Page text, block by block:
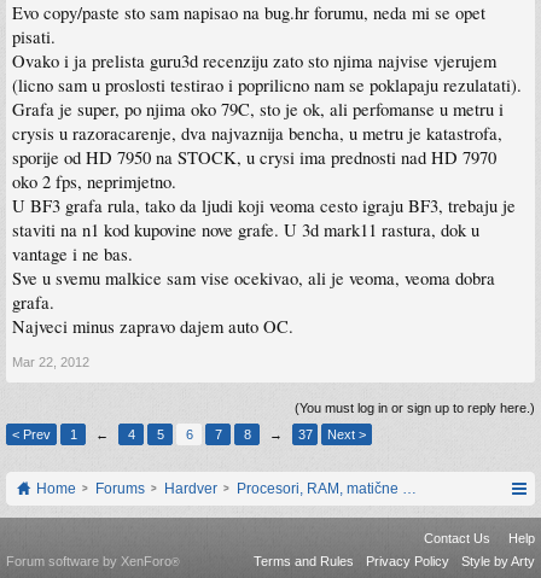
Evo copy/paste sto sam napisao na bug.hr forumu, neda mi se opet
pisati.
Ovako i ja prelista guru3d recenziju zato sto njima najvise vjerujem
(licno sam u proslosti testirao i poprilicno nam se poklapaju rezulatati).
Grafa je super, po njima oko 79C, sto je ok, ali perfomanse u metru i
crysis u razoracarenje, dva najvaznija bencha, u metru je katastrofa,
sporije od HD 7950 na STOCK, u crysi ima prednosti nad HD 7970
oko 2 fps, neprimjetno.
U BF3 grafa rula, tako da ljudi koji veoma cesto igraju BF3, trebaju je
staviti na n1 kod kupovine nove grafe. U 3d mark11 rastura, dok u
vantage i ne bas.
Sve u svemu malkice sam vise ocekivao, ali je veoma, veoma dobra
grafa.
Najveci minus zapravo dajem auto OC.
Mar 22, 2012
(You must log in or sign up to reply here.)
< Prev
1 ← 4 5 6 7 8 → 37 Next >
Home Forums Hardver Procesori, RAM, matične ploče i grafičke
Contact Us
Help
Terms and Rules
Privacy Policy Style by Arty
Forum software by XenForo®